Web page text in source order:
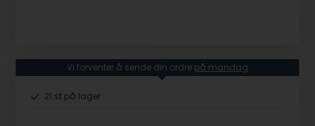
21 st på lager
Vi forventer å sende din ordre på mandag